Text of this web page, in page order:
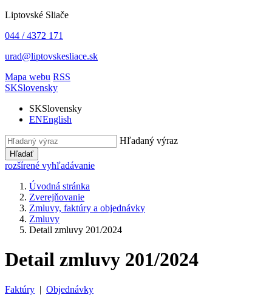
Liptovské Sliače
044 / 4372 171
urad@liptovskesliace.sk
Mapa webu RSS
SKSlovensky
SKSlovensky
ENEnglish
Hľadaný výraz
Hľadať
rozšírené vyhľadávanie
Úvodná stránka
Zverejňovanie
Zmluvy, faktúry a objednávky
Zmluvy
Detail zmluvy 201/2024
Detail zmluvy 201/2024
Faktúry | Objednávky